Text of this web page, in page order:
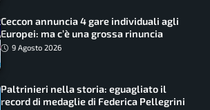
Ceccon annuncia 4 gare individuali agli
Europei: ma c’è una grossa rinuncia
9 Agosto 2026
Paltrinieri nella storia: eguagliato il
record di medaglie di Federica Pellegrini